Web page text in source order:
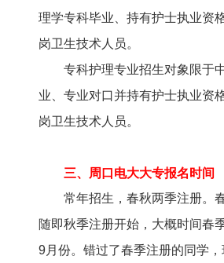
理学专科毕业、持有护士执业资
岗卫生技术人员。
专科护理专业招生对象限于
业、专业对口并持有护士执业资
岗卫生技术人员。
三、周口电大大专报名时间
常年招生，春秋两季注册。春
随即秋季注册开始，大概时间春
9月份。错过了春季注册的同学